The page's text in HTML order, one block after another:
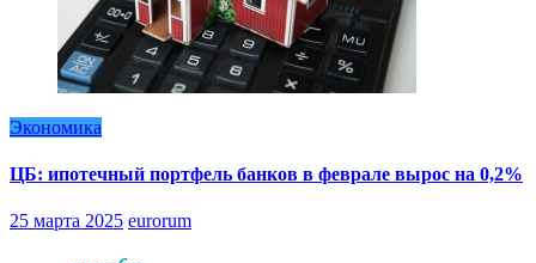
Экономика
ЦБ: ипотечный портфель банков в феврале вырос на 0,2%
25 марта 2025 eurorum